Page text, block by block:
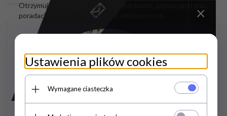
Ustawienia plików cookies
Wymagane ciasteczka
×
Otrzymuj informacje o nowych produktach, promocjach oraz
poradach dotyczących instalacji elektrycznych.